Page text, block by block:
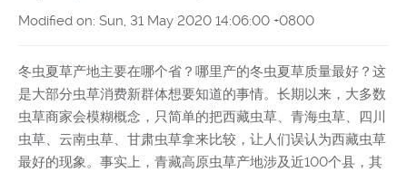
Modified on: Sun, 31 May 2020 14:06:00 +0800
冬虫夏草产地主要在哪个省？哪里产的冬虫夏草质量最好？这
是大部分虫草消费新群体想要知道的事情。长期以来，大多数
虫草商家会模糊概念，只简单的把西藏虫草、青海虫草、四川
虫草、云南虫草、甘肃虫草拿来比较，让人们误认为西藏虫草
最好的现象。事实上，青藏高原虫草产地涉及近100个县，其